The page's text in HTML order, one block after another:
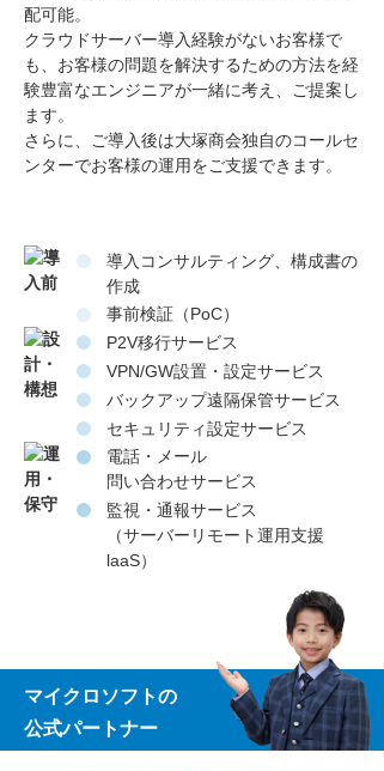
配可能。
クラウドサーバー導入経験がないお客様で
も、お客様の問題を解決するための方法を経
験豊富なエンジニアが一緒に考え、ご提案し
ます。
さらに、ご導入後は大塚商会独自のコールセ
ンターでお客様の運用をご支援できます。
導入コンサルティング、構成書の
作成
事前検証（PoC）
P2V移行サービス
VPN/GW設置・設定サービス
バックアップ遠隔保管サービス
セキュリティ設定サービス
電話・メール
問い合わせサービス
監視・通報サービス
（サーバーリモート運用支援
laaS）
マイクロソフトの
公式パートナー